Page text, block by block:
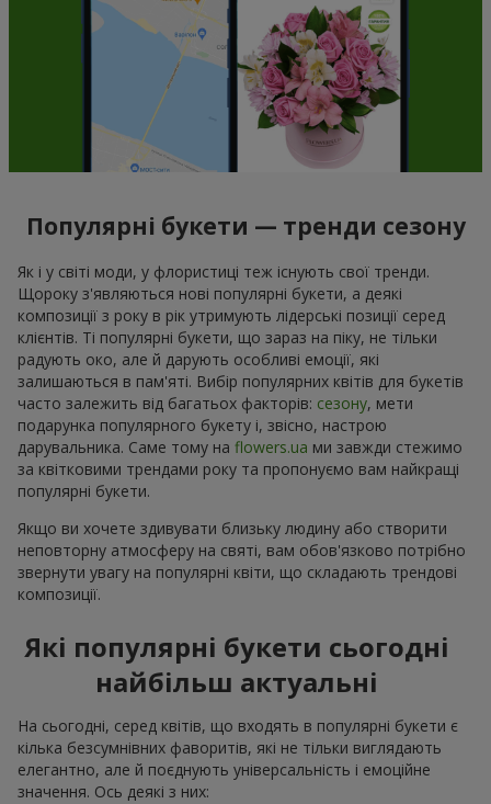
Популярні букети — тренди сезону
Як і у світі моди, у флористиці теж існують свої тренди.
Щороку з'являються нові популярні букети, а деякі
композиції з року в рік утримують лідерські позиції серед
клієнтів. Ті популярні букети, що зараз на піку, не тільки
радують око, але й дарують особливі емоції, які
залишаються в пам'яті. Вибір популярних квітів для букетів
часто залежить від багатьох факторів: сезону, мети
подарунка популярного букету і, звісно, настрою
дарувальника. Саме тому на flowers.ua ми завжди стежимо
за квітковими трендами року та пропонуємо вам найкращі
популярні букети.
Якщо ви хочете здивувати близьку людину або створити
неповторну атмосферу на святі, вам обов'язково потрібно
звернути увагу на популярні квіти, що складають трендові
композиції.
Які популярні букети сьогодні
найбільш актуальні
На сьогодні, серед квітів, що входять в популярні букети є
кілька безсумнівних фаворитів, які не тільки виглядають
елегантно, але й поєднують універсальність і емоційне
значення. Ось деякі з них: